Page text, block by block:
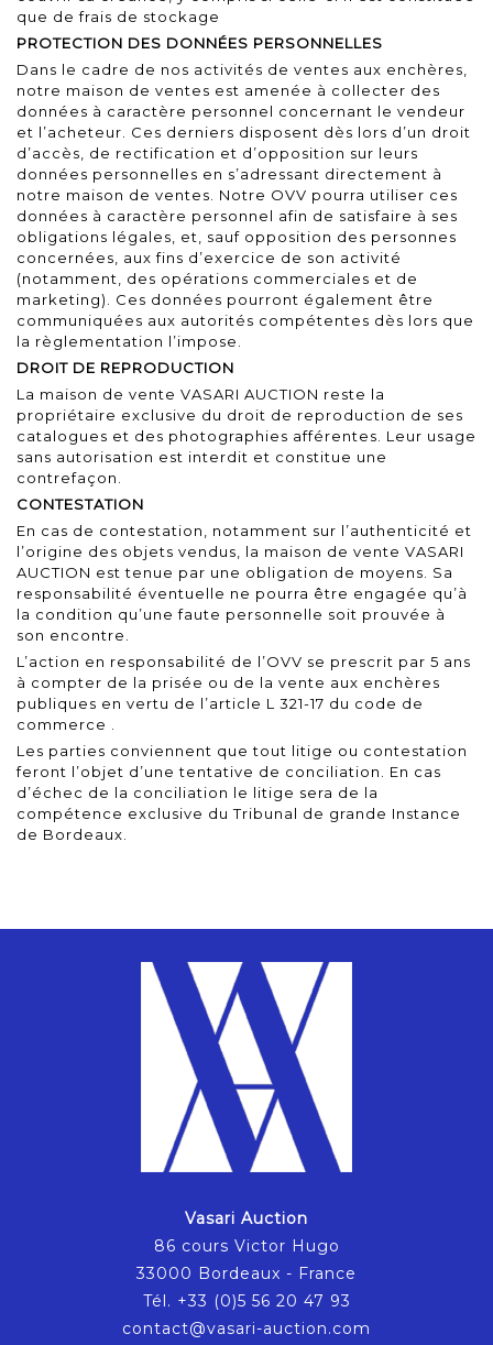
que de frais de stockage
PROTECTION DES DONNÉES PERSONNELLES
Dans le cadre de nos activités de ventes aux enchères,
notre maison de ventes est amenée à collecter des
données à caractère personnel concernant le vendeur
et l’acheteur. Ces derniers disposent dès lors d’un droit
d’accès, de rectification et d’opposition sur leurs
données personnelles en s’adressant directement à
notre maison de ventes. Notre OVV pourra utiliser ces
données à caractère personnel afin de satisfaire à ses
obligations légales, et, sauf opposition des personnes
concernées, aux fins d’exercice de son activité
(notamment, des opérations commerciales et de
marketing). Ces données pourront également être
communiquées aux autorités compétentes dès lors que
la règlementation l’impose.
DROIT DE REPRODUCTION
La maison de vente VASARI AUCTION reste la
propriétaire exclusive du droit de reproduction de ses
catalogues et des photographies afférentes. Leur usage
sans autorisation est interdit et constitue une
contrefaçon.
CONTESTATION
En cas de contestation, notamment sur l’authenticité et
l’origine des objets vendus, la maison de vente VASARI
AUCTION est tenue par une obligation de moyens. Sa
responsabilité éventuelle ne pourra être engagée qu’à
la condition qu’une faute personnelle soit prouvée à
son encontre.
L’action en responsabilité de l’OVV se prescrit par 5 ans
à compter de la prisée ou de la vente aux enchères
publiques en vertu de l’article L 321-17 du code de
commerce
Les parties conviennent que tout litige ou contestation
feront l’objet d’une tentative de conciliation. En cas
d’échec de la conciliation le litige sera de la
compétence exclusive du Tribunal de grande Instance
de Bordeaux.
Vasari Auction
86 cours Victor Hugo
33000 Bordeaux - France
Tél. +33 (0)5 56 20 47 93
contact@vasari-auction.com